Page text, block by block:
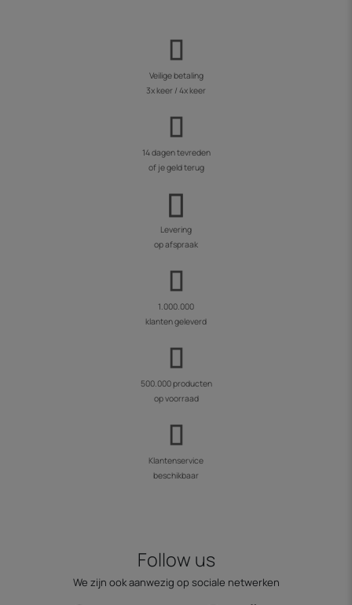
Veilige betaling
3x keer / 4x keer
14 dagen tevreden
of je geld terug
Levering
op afspraak
1.000.000
klanten geleverd
500.000 producten
op voorraad
Klantenservice
beschikbaar
Follow us
We zijn ook aanwezig op sociale netwerken